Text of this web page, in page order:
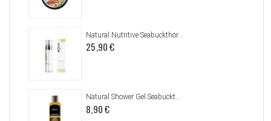
25,90 €
Natural Shower Gel Seabuckthorn, 250 ml
8,90 €